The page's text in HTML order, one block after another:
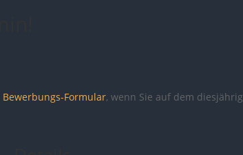
Bewerbungs-Formular, wenn Sie auf dem